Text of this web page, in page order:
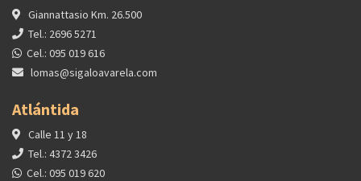
Giannattasio Km. 26.500
Tel.: 2696 5271
Cel.: 095 019 616
lomas@sigaloavarela.com
Atlántida
Calle 11 y 18
Tel.: 4372 3426
Cel.: 095 019 620